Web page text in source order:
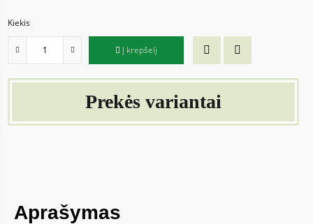
Kiekis
Į krepšelį
Prekės variantai
Aprašymas